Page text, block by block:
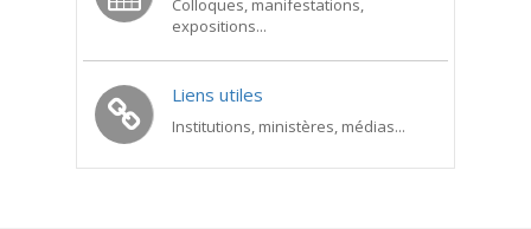
Colloques, manifestations,
expositions...
Liens utiles
Institutions, ministères, médias...